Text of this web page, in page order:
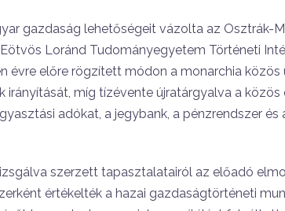
gazdaság lehetőségeit vázolta az Osztrák-
Loránd Tudományegyetem Történeti
évre előre rögzített módon a monarchia közös
míg tízévente újratárgyalva a közös
adókat, a jegybank, a pénzrendszer és
szerzett tapasztalatairól az előadó
értékelték a hazai gazdaságtörténeti